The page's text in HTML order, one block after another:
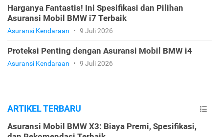
Harganya Fantastis! Ini Spesifikasi dan Pilihan
Asuransi Mobil BMW i7 Terbaik
Asuransi Kendaraan • 9 Juli 2026
Proteksi Penting dengan Asuransi Mobil BMW i4
Asuransi Kendaraan • 9 Juli 2026
ARTIKEL TERBARU
Asuransi Mobil BMW X3: Biaya Premi, Spesifikasi,